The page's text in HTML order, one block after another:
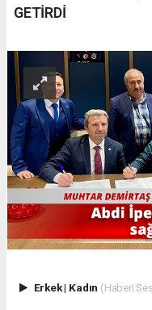
GETİRDİ
Erkek| Kadın (Haberi